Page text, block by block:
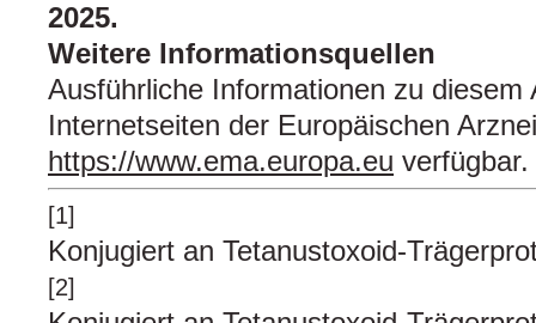
2025.
Weitere Informationsquellen
Ausführliche Informationen zu diesem
Internetseiten der Europäischen
https://www.ema.europa.eu verfügbar.
[1]
Konjugiert an Tetanustoxoid-
[2]